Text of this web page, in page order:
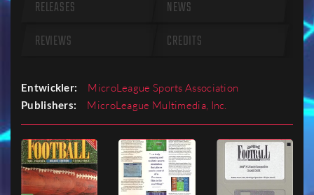
RELEASES
NEWS
REVIEWS
CREDITS
Entwickler: MicroLeague Sports Association
Publishers: MicroLeague Multimedia, Inc.